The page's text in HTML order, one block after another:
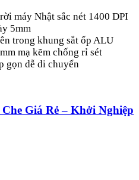
máy Nhật sắc nét 1400 DPI
5mm
trong khung sắt ốp ALU
mạ kẽm chống rỉ sét
gọn dễ di chuyển
Giá Rẻ – Khởi Nghiệp